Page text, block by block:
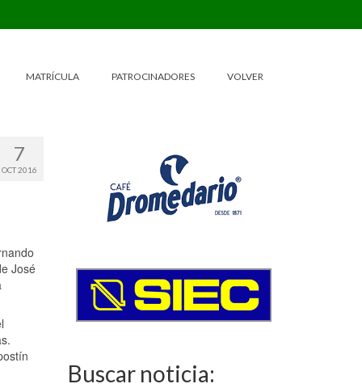
MATRÍCULA PATROCINADORES VOLVER
7
OCT 2016
José
Buscar noticia: